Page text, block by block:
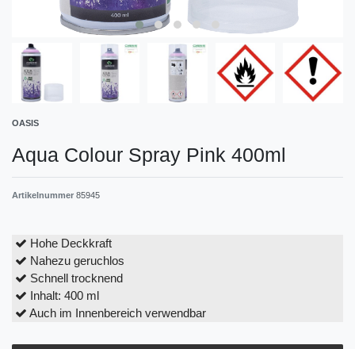
OASIS
Aqua Colour Spray Pink 400ml
Artikelnummer 85945
Hohe Deckkraft
Nahezu geruchlos
Schnell trocknend
Inhalt: 400 ml
Auch im Innenbereich verwendbar